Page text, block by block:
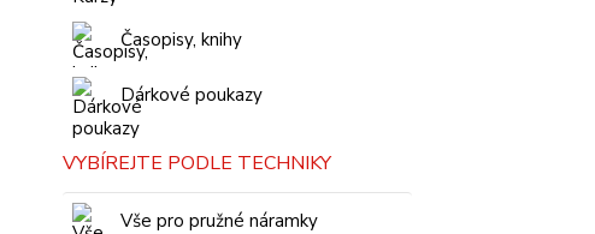
Časopisy, knihy
Dárkové poukazy
VYBÍREJTE PODLE TECHNIKY
Vše pro pružné náramky